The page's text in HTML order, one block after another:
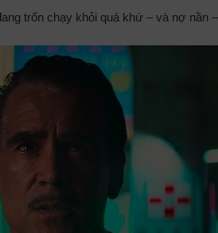
trốn chạy khỏi quá khứ – và nợ nần